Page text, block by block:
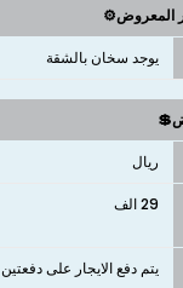
المعروض⚙️
يوجد سخان بالشقة
ريال
29 الف
يتم دفع الايجار على دفعتين